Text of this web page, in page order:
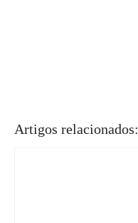
Artigos relacionados: